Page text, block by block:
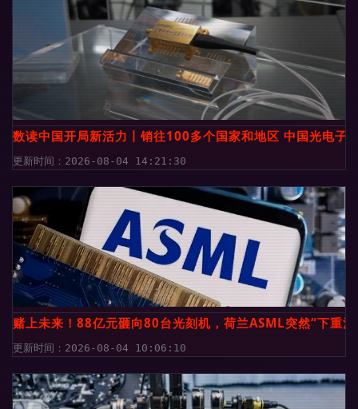
数读中国开局新活力丨销往100多个国家和地区 中国光电子
更新时间：2026-08-04 14:21:30
赌上未来！88亿元砸向80台光刻机，荷兰ASML突然“下重
更新时间：2026-08-04 10:06:10